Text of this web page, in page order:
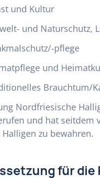
und Kultur
und Naturschutz,
pflege
und
Brauchtum/
Nordfriesische
und hat seitdem
Halligen zu bewahren.
für die